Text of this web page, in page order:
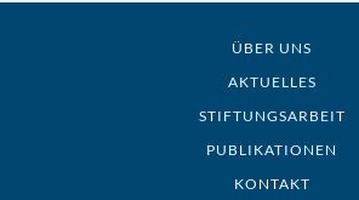
ÜBER UNS
AKTUELLES
STIFTUNGSARBEIT
PUBLIKATIONEN
KONTAKT